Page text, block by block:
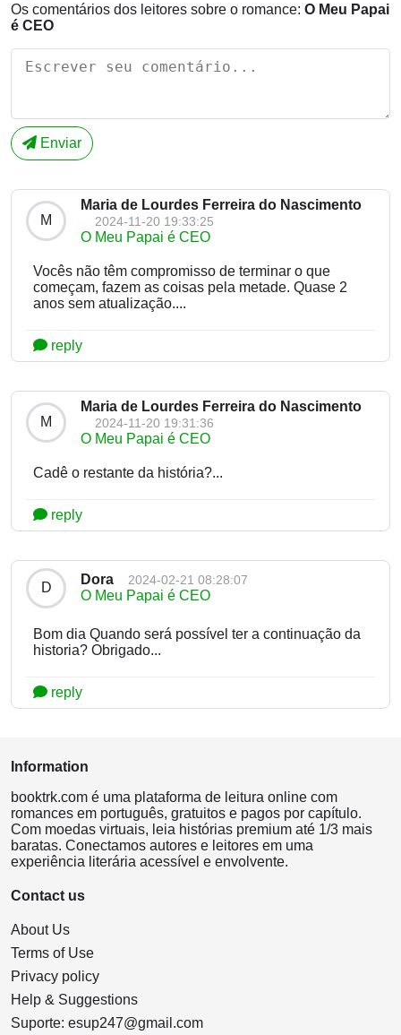
Os comentários dos leitores sobre o romance: O Meu Papai
é CEO
Enviar
M
Maria de Lourdes Ferreira do Nascimento
2024-11-20 19:33:25
O Meu Papai é CEO
Vocês não têm compromisso de terminar o que
começam, fazem as coisas pela metade. Quase 2
anos sem atualização....
reply
M
Maria de Lourdes Ferreira do Nascimento
2024-11-20 19:31:36
O Meu Papai é CEO
Cadê o restante da história?...
reply
D
Dora 2024-02-21 08:28:07
O Meu Papai é CEO
Bom dia Quando será possível ter a continuação da
historia? Obrigado...
reply
Information
booktrk.com é uma plataforma de leitura online com
romances em português, gratuitos e pagos por capítulo.
Com moedas virtuais, leia histórias premium até 1/3 mais
baratas. Conectamos autores e leitores em uma
experiência literária acessível e envolvente.
Contact us
About Us
Terms of Use
Privacy policy
Help & Suggestions
Suporte: esup247@gmail.com